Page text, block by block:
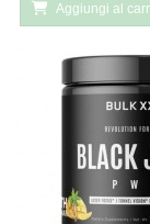
Aggiungi al